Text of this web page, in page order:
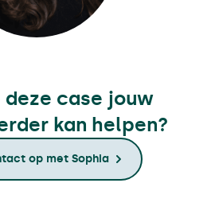
deze case jouw
kan helpen?
op met Sophia